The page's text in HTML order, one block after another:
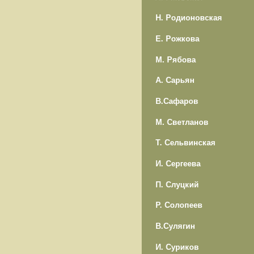
Н. Родионовская
Е. Рожкова
М. Рябова
А. Сарьян
В.Сафаров
М. Светланов
Т. Сельвинская
И. Сергеева
П. Слуцкий
Р. Солопеев
В.Сулягин
И. Суриков